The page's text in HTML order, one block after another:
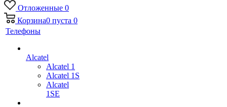
Отложенные 0
Корзина0 пуста 0
Телефоны
Alcatel
Alcatel 1
Alcatel 1S
Alcatel
1SE